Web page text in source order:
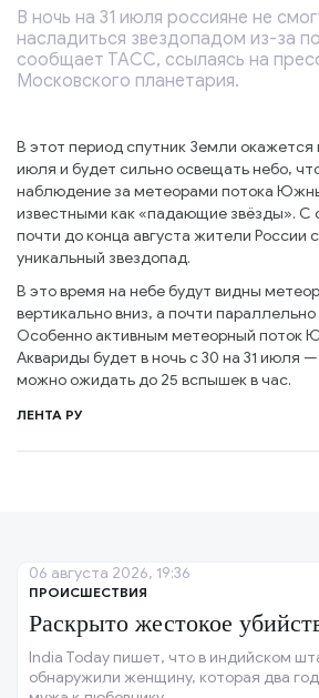
В ночь на 31 июля россияне не
насладиться звездопадом из-за
сообщает ТАСС, ссылаясь на
Московского планетария.
В этот период спутник Земли окажется
июля и будет сильно освещать небо,
наблюдение за метеорами потока
известными как «падающие звёзды». С
почти до конца августа жители России
уникальный звездопад.
В это время на небе будут видны
вертикально вниз, а почти
Особенно активным метеорный поток
Аквариды будет в ночь с 30 на 31 июля
можно ожидать до 25 вспышек в час.
ЛЕНТА РУ
ПРОИСШЕСТВИЯ
Раскрыто жестокое
India Today пишет, что в индийском
обнаружили женщину, которая два
06 августа 2026, 19:36